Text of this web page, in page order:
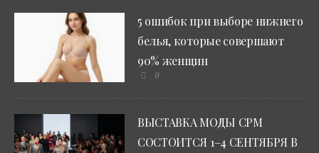
5 ошибок при выборе нижнего
белья, которые совершают
90% женщин
0
ВЫСТАВКА МОДЫ CPM
СОСТОИТСЯ 1–4 СЕНТЯБРЯ В